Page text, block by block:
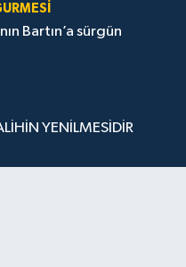
Bartın’a sürgün
YENİLMESİDİR